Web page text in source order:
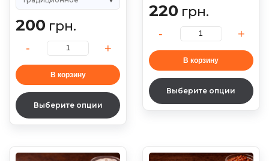
200 грн.
В корзину
Выберите опции
220 грн.
В корзину
Выберите опции